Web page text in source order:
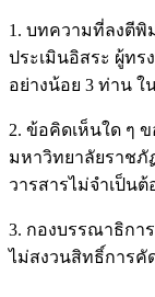
1. บทความที่ลงตีพิ
ประเมินอิสระ ผู้ทร
อย่างน้อย 3 ท่าน ใ
2. ข้อคิดเห็นใด ๆ
มหาวิทยาลัยราชภั
วารสารไม่จำเป็นต้
3. กองบรรณาธิกา
ไม่สงวนสิทธิ์การคั